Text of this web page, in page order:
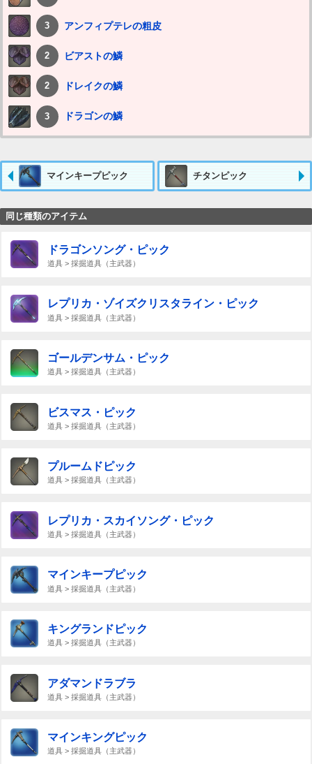
3 アンフィプテレの粗皮
2 ビアストの鱗
2 ドレイクの鱗
3 ドラゴンの鱗
マインキープピック チタンピック
同じ種類のアイテム
ドラゴンソング・ピック
道具 > 採掘道具（主武器）
レプリカ・ゾイズクリスタライン・ピック
道具 > 採掘道具（主武器）
ゴールデンサム・ピック
道具 > 採掘道具（主武器）
ビスマス・ピック
道具 > 採掘道具（主武器）
プルームドピック
道具 > 採掘道具（主武器）
レプリカ・スカイソング・ピック
道具 > 採掘道具（主武器）
マインキープピック
道具 > 採掘道具（主武器）
キングランドピック
道具 > 採掘道具（主武器）
アダマンドラブラ
道具 > 採掘道具（主武器）
マインキングピック
道具 > 採掘道具（主武器）